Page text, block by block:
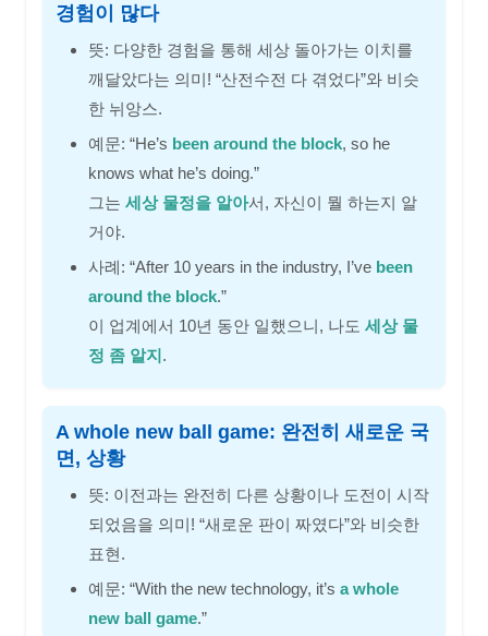
경험이 많다
뜻: 다양한 경험을 통해 세상 돌아가는 이치를
깨달았다는 의미! “산전수전 다 겪었다”와 비슷
한 뉘앙스.
예문: “He’s been around the block, so he
knows what he’s doing.”
그는 세상 물정을 알아서, 자신이 뭘 하는지 알
거야.
사례: “After 10 years in the industry, I’ve been
around the block.”
이 업계에서 10년 동안 일했으니, 나도 세상 물
정 좀 알지.
A whole new ball game: 완전히 새로운 국
면, 상황
뜻: 이전과는 완전히 다른 상황이나 도전이 시작
되었음을 의미! “새로운 판이 짜였다”와 비슷한
표현.
예문: “With the new technology, it’s a whole
new ball game.”